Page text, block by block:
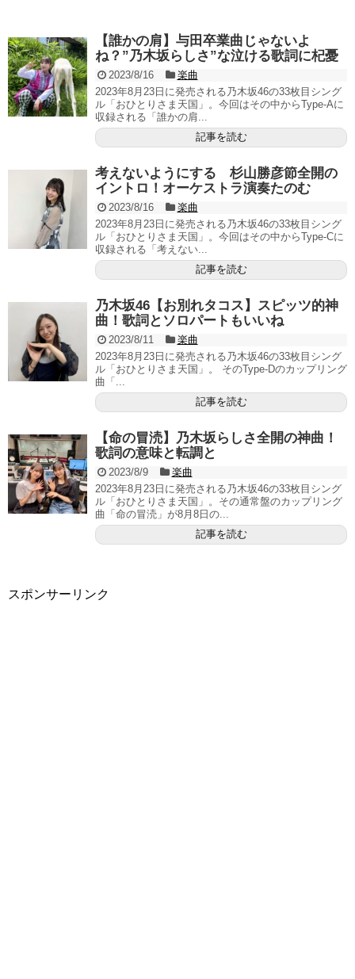
【誰かの肩】与田卒業曲じゃないよ
ね？”乃木坂らしさ”な泣ける歌詞に杞憂
2023/8/16
楽曲
2023年8月23日に発売される乃木坂46の33枚目シング
ル「おひとりさま天国」。今回はその中からType-Aに
収録される「誰かの肩...
記事を読む
考えないようにする 杉山勝彦節全開の
イントロ！オーケストラ演奏たのむ
2023/8/16
楽曲
2023年8月23日に発売される乃木坂46の33枚目シング
ル「おひとりさま天国」。今回はその中からType-Cに
収録される「考えない...
記事を読む
乃木坂46【お別れタコス】スピッツ的神
曲！歌詞とソロパートもいいね
2023/8/11
楽曲
2023年8月23日に発売される乃木坂46の33枚目シング
ル「おひとりさま天国」。 そのType-Dのカップリング
曲「...
記事を読む
【命の冒涜】乃木坂らしさ全開の神曲！
歌詞の意味と転調と
2023/8/9
楽曲
2023年8月23日に発売される乃木坂46の33枚目シング
ル「おひとりさま天国」。その通常盤のカップリング
曲「命の冒涜」が8月8日の...
記事を読む
スポンサーリンク